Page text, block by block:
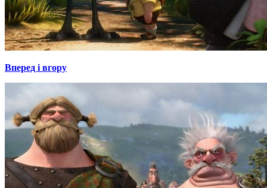
Вперед і вгору